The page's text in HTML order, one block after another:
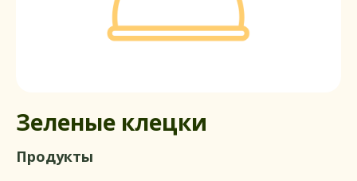
Зеленые клецки
Продукты